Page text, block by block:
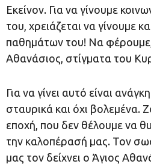
Εκείνον. Για να γίνουμε
του, χρειάζεται να γίνουμε
παθημάτων του! Να
Αθανάσιος, στίγματα του
Για να γίνει αυτό είναι
σταυρικά και όχι βολεμένα.
εποχή, που δεν θέλουμε να
την καλοπέρασή μας. Τον
μας τον δείχνει ο Άγιος